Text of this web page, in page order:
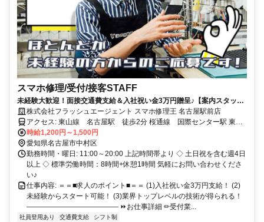
スマホ修理/受付/接客STAFF
未経験大歓迎！面接交通費支給＆入社祝い金3万円贈呈♪【案内スタッフ
募集】
株式会社フラッシュエージェント スマホ修理王 名古屋駅前店
アクセス: 東山線 名古屋駅 徒歩2分 桜通線 国際センター駅 東山
線 亀島駅
時給1,200円～1,500円
愛知県名古屋市中村区
勤務時間・曜日: 11:00～20:00 上記時間帯より ◇ 土日祝を含む週4日
以上 ◇ 標準労働時間：8時間+休憩1時間 気軽にお問い合わせくださ
い♪
仕事内容: ＝＝■求人のポイント■＝＝ (1)入社祝い金3万円支給！ (2)
未経験からスタート可能！ (3)業界トップレベルの技術が得られる！
――――――――――――― ⏩お仕事詳細 ✏︎受付業...
社員登用あり 交通費支給 シフト制